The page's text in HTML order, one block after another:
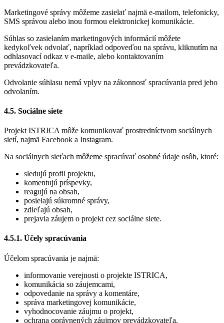
Marketingové správy môžeme zasielať najmä e-mailom, telefonicky,
SMS správou alebo inou formou elektronickej komunikácie.
Súhlas so zasielaním marketingových informácií môžete
kedykoľvek odvolať, napríklad odpoveďou na správu, kliknutím na
odhlasovací odkaz v e-maile, alebo kontaktovaním
prevádzkovateľa.
Odvolanie súhlasu nemá vplyv na zákonnosť spracúvania pred jeho
odvolaním.
4.5. Sociálne siete
Projekt ISTRICA môže komunikovať prostredníctvom sociálnych
sietí, najmä Facebook a Instagram.
Na sociálnych sieťach môžeme spracúvať osobné údaje osôb, ktoré:
sledujú profil projektu,
komentujú príspevky,
reagujú na obsah,
posielajú súkromné správy,
zdieľajú obsah,
prejavia záujem o projekt cez sociálne siete.
4.5.1. Účely spracúvania
Účelom spracúvania je najmä:
informovanie verejnosti o projekte ISTRICA,
komunikácia so záujemcami,
odpovedanie na správy a komentáre,
správa marketingovej komunikácie,
vyhodnocovanie záujmu o projekt,
ochrana oprávnených záujmov prevádzkovateľa.